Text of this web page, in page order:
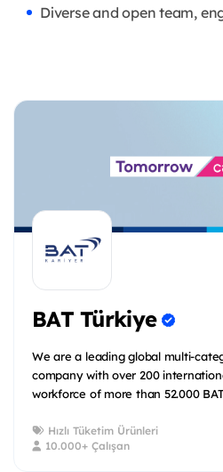
Diverse and open team,
BAT Türkiye
We are a leading global multi-
company with over 200
workforce of more than 52.000
Hızlı Tüketim Ürünleri
10.000+ Çalışan